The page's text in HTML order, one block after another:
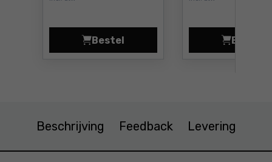
Bestel
Cirkelzaag Makita HS7601Bestel
Beschrijving Feedback Levering